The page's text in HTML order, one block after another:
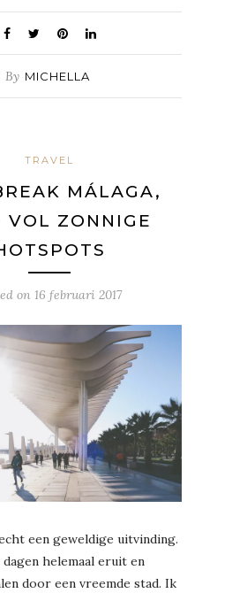
By MICHELLA
TRAVEL
MÁLAGA,
VOL ZONNIGE
on 16 februari 2017
een geweldige uitvinding.
dagen helemaal eruit en
door een vreemde stad. Ik